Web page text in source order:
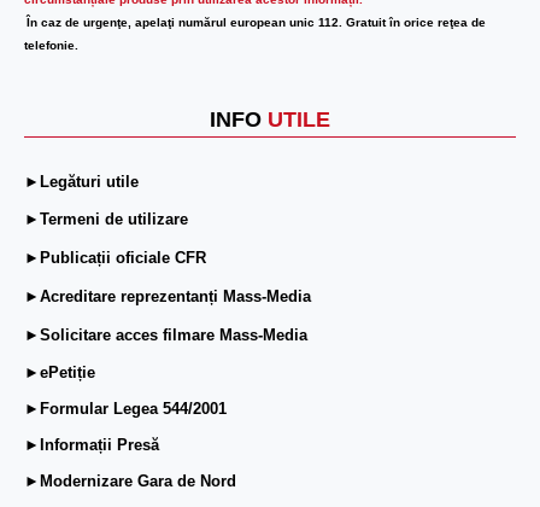
În caz de urgenţe, apelaţi numărul european unic 112. Gratuit în orice reţea de
telefonie.
INFO UTILE
►Legături utile
►Termeni de utilizare
►Publicații oficiale CFR
►Acreditare reprezentanți Mass-Media
►Solicitare acces filmare Mass-Media
►ePetiție
►Formular Legea 544/2001
►Informații Presă
►Modernizare Gara de Nord